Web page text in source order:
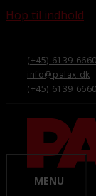
Hop til indhold
(+45) 6139 6660
info@palax.dk
(+45) 6139 6660
MENU